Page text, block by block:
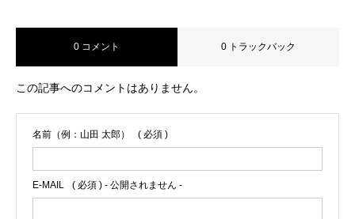
0 コメント 0 トラックバック
この記事へのコメントはありません。
名前（例：山田 太郎） ( 必須 )
E-MAIL ( 必須 ) - 公開されません -